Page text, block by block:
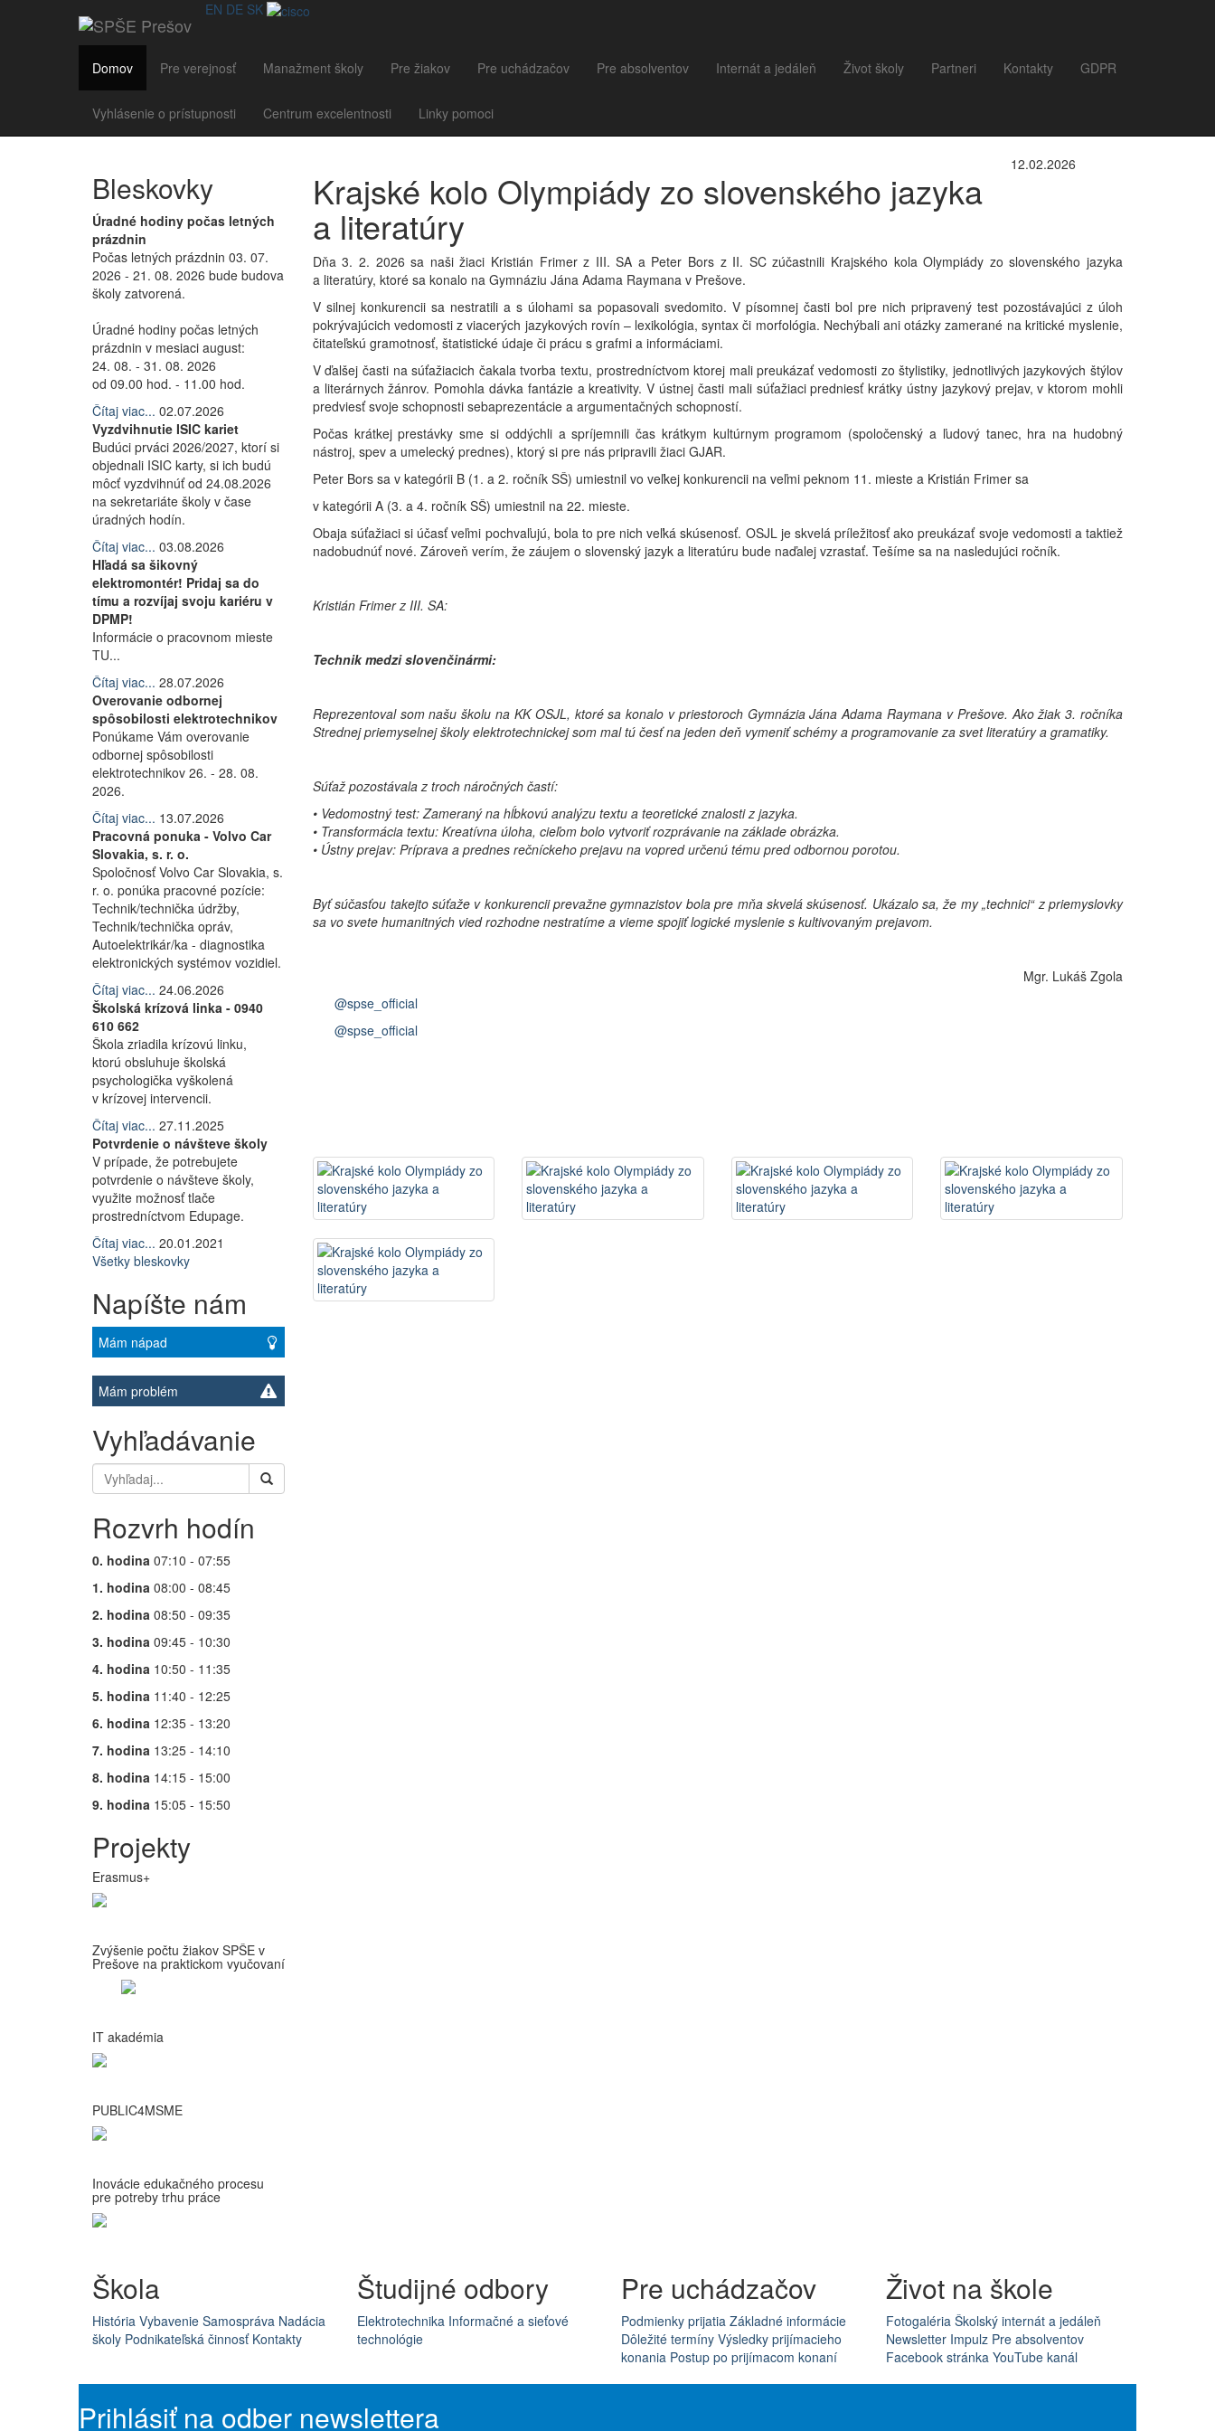
Domov Pre verejnosť Manažment školy Pre žiakov Pre uchádzačov Pre absolventov Internát a jedáleň Život školy Partneri Kontakty GDPR
Vyhlásenie o prístupnosti Centrum excelentnosti Linky pomoci
EN DE SK
Bleskovky
Úradné hodiny počas letných
prázdnin
Počas letných prázdnin 03. 07.
2026 - 21. 08. 2026 bude budova
školy zatvorená.
Úradné hodiny počas letných
prázdnin v mesiaci august:
24. 08. - 31. 08. 2026
od 09.00 hod. - 11.00 hod.
Čítaj viac... 02.07.2026
Vyzdvihnutie ISIC kariet
Budúci prváci 2026/2027, ktorí si
objednali ISIC karty, si ich budú
môcť vyzdvihnúť od 24.08.2026
na sekretariáte školy v čase
úradných hodín.
Čítaj viac... 03.08.2026
Hľadá sa šikovný
elektromontér! Pridaj sa do
tímu a rozvíjaj svoju kariéru v
DPMP!
Informácie o pracovnom mieste
TU...
Čítaj viac... 28.07.2026
Overovanie odbornej
spôsobilosti elektrotechnikov
Ponúkame Vám overovanie
odbornej spôsobilosti
elektrotechnikov 26. - 28. 08.
2026.
Čítaj viac... 13.07.2026
Pracovná ponuka - Volvo Car
Slovakia, s. r. o.
Spoločnosť Volvo Car Slovakia, s.
r. o. ponúka pracovné pozície:
Technik/technička údržby,
Technik/technička opráv,
Autoelektrikár/ka - diagnostika
elektronických systémov vozidiel.
Čítaj viac... 24.06.2026
Školská krízová linka - 0940
610 662
Škola zriadila krízovú linku,
ktorú obsluhuje školská
psychologička vyškolená
v krízovej intervencii.
Čítaj viac... 27.11.2025
Potvrdenie o návšteve školy
V prípade, že potrebujete
potvrdenie o návšteve školy,
využite možnosť tlače
prostredníctvom Edupage.
Čítaj viac... 20.01.2021
Všetky bleskovky
Napíšte nám
Mám nápad
Mám problém
Vyhľadávanie
Rozvrh hodín
0. hodina 07:10 - 07:55
1. hodina 08:00 - 08:45
2. hodina 08:50 - 09:35
3. hodina 09:45 - 10:30
4. hodina 10:50 - 11:35
5. hodina 11:40 - 12:25
6. hodina 12:35 - 13:20
7. hodina 13:25 - 14:10
8. hodina 14:15 - 15:00
9. hodina 15:05 - 15:50
Projekty
Erasmus+
Zvýšenie počtu žiakov SPŠE v
Prešove na praktickom vyučovaní
IT akadémia
PUBLIC4MSME
Inovácie edukačného procesu
pre potreby trhu práce
Krajské kolo Olympiády zo slovenského jazyka
a literatúry
12.02.2026
Dňa 3. 2. 2026 sa naši žiaci Kristián Frimer z III. SA a Peter Bors z II. SC zúčastnili Krajského kola Olympiády zo slovenského jazyka
a literatúry, ktoré sa konalo na Gymnáziu Jána Adama Raymana v Prešove.
V silnej konkurencii sa nestratili a s úlohami sa popasovali svedomito. V písomnej časti bol pre nich pripravený test pozostávajúci z úloh
pokrývajúcich vedomosti z viacerých jazykových rovín – lexikológia, syntax či morfológia. Nechýbali ani otázky zamerané na kritické myslenie,
čitateľskú gramotnosť, štatistické údaje či prácu s grafmi a informáciami.
V ďalšej časti na súťažiacich čakala tvorba textu, prostredníctvom ktorej mali preukázať vedomosti zo štylistiky, jednotlivých jazykových štýlov
a literárnych žánrov. Pomohla dávka fantázie a kreativity. V ústnej časti mali súťažiaci predniesť krátky ústny jazykový prejav, v ktorom mohli
predviesť svoje schopnosti sebaprezentácie a argumentačných schopností.
Počas krátkej prestávky sme si oddýchli a spríjemnili čas krátkym kultúrnym programom (spoločenský a ľudový tanec, hra na hudobný
nástroj, spev a umelecký prednes), ktorý si pre nás pripravili žiaci GJAR.
Peter Bors sa v kategórii B (1. a 2. ročník SŠ) umiestnil vo veľkej konkurencii na veľmi peknom 11. mieste a Kristián Frimer sa
v kategórii A (3. a 4. ročník SŠ) umiestnil na 22. mieste.
Obaja súťažiaci si účasť veľmi pochvaľujú, bola to pre nich veľká skúsenosť. OSJL je skvelá príležitosť ako preukázať svoje vedomosti a taktiež
nadobudnúť nové. Zároveň verím, že záujem o slovenský jazyk a literatúru bude naďalej vzrastať. Tešíme sa na nasledujúci ročník.
Kristián Frimer z III. SA:
Technik medzi slovenčinármi:
Reprezentoval som našu školu na KK OSJL, ktoré sa konalo v priestoroch Gymnázia Jána Adama Raymana v Prešove. Ako žiak 3. ročníka
Strednej priemyselnej školy elektrotechnickej som mal tú česť na jeden deň vymeniť schémy a programovanie za svet literatúry a gramatiky.
Súťaž pozostávala z troch náročných častí:
• Vedomostný test: Zameraný na hĺbkovú analýzu textu a teoretické znalosti z jazyka.
• Transformácia textu: Kreatívna úloha, cieľom bolo vytvoriť rozprávanie na základe obrázka.
• Ústny prejav: Príprava a prednes rečníckeho prejavu na vopred určenú tému pred odbornou porotou.
Byť súčasťou takejto súťaže v konkurencii prevažne gymnazistov bola pre mňa skvelá skúsenosť. Ukázalo sa, že my „technici“ z priemyslovky
sa vo svete humanitných vied rozhodne nestratíme a vieme spojiť logické myslenie s kultivovaným prejavom.
Mgr. Lukáš Zgola
@spse_official
@spse_official
Škola
História Vybavenie Samospráva Nadácia
školy Podnikateľská činnosť Kontakty
Študijné odbory
Elektrotechnika Informačné a sieťové
technológie
Pre uchádzačov
Podmienky prijatia Základné informácie
Dôležité termíny Výsledky prijímacieho
konania Postup po prijímacom konaní
Život na škole
Fotogaléria Školský internát a jedáleň
Newsletter Impulz Pre absolventov
Facebook stránka YouTube kanál
Prihlásiť na odber newslettera